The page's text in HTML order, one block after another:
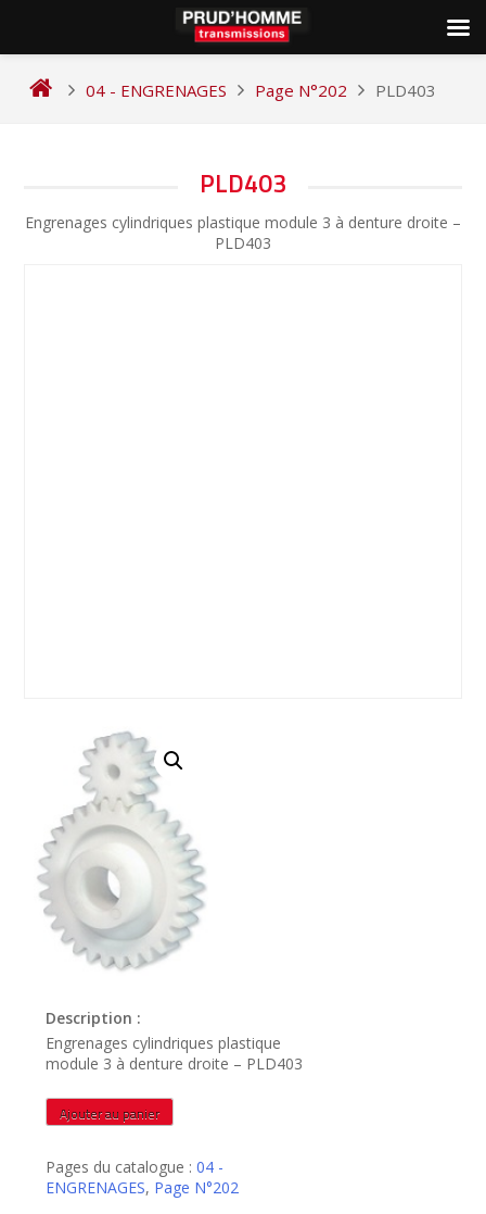
04 - ENGRENAGES Page N°202 PLD403
PLD403
Engrenages cylindriques plastique module 3 à denture droite –
PLD403
Description :
Engrenages cylindriques plastique
module 3 à denture droite – PLD403
quantité
de
Ajouter au panier
Pages du catalogue :04 -
ENGRENAGES, Page N°202
DE